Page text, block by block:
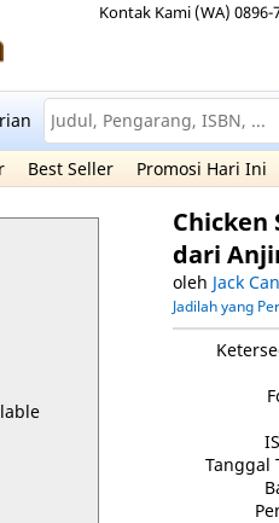
Kontak Kami (WA) 0896-
Best Seller Promosi Hari Ini
Chicken
dari
oleh Jack
Jadilah yang
Tanggal